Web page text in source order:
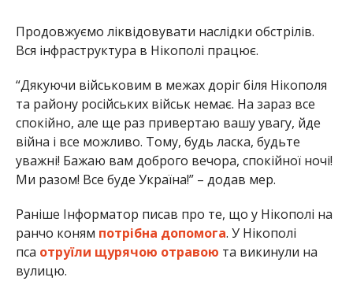
Продовжуємо ліквідовувати наслідки обстрілів.
Вся інфраструктура в Нікополі працює.
“Дякуючи військовим в межах доріг біля Нікополя
та району російських військ немає. На зараз все
спокійно, але ще раз привертаю вашу увагу, йде
війна і все можливо. Тому, будь ласка, будьте
уважні! Бажаю вам доброго вечора, спокійної ночі!
Ми разом! Все буде Україна!” – додав мер.
Раніше Інформатор писав про те, що у Нікополі на
ранчо коням потрібна допомога. У Нікополі
пса отруїли щурячою отравою та викинули на
вулицю.